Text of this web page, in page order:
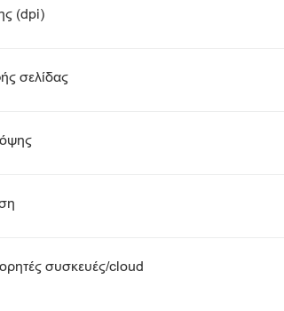
(dpi)
σελίδας
συσκευές/cloud